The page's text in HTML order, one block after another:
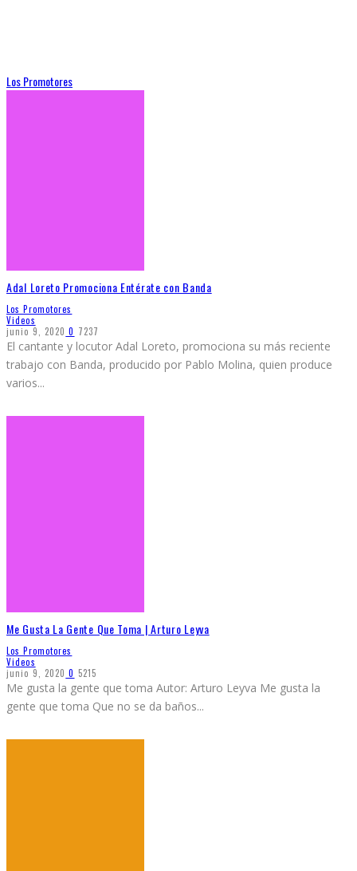
Los Promotores
Adal Loreto Promociona Entérate con Banda
Los Promotores
Videos
junio 9, 2020 0 7237
El cantante y locutor Adal Loreto, promociona su más reciente
trabajo con Banda, producido por Pablo Molina, quien produce
varios...
Me Gusta La Gente Que Toma | Arturo Leyva
Los Promotores
Videos
junio 9, 2020 0 5215
Me gusta la gente que toma Autor: Arturo Leyva Me gusta la
gente que toma Que no se da baños...